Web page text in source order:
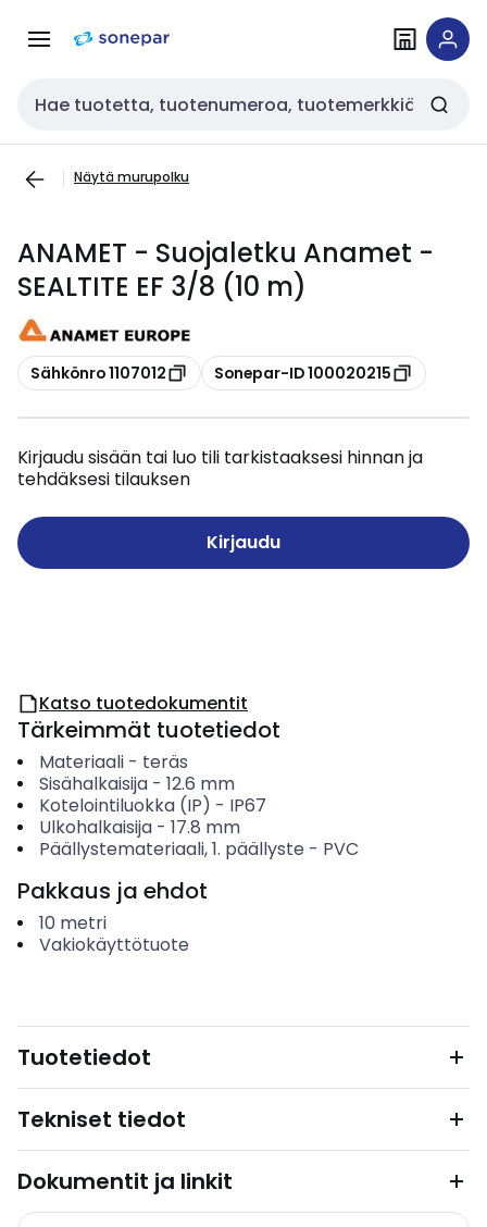
navigointiinsisältöön
Haku
Näytä murupolku
ANAMET - Suojaletku Anamet -
SEALTITE EF 3/8 (10 m)
Kopioi
Sähkönro 1107012 Kopioi
Sonepar-ID 100020215
Kirjaudu sisään tai luo tili tarkistaaksesi hinnan ja
tehdäksesi tilauksen
Kirjaudu
Katso tuotedokumentit
Tärkeimmät tuotetiedot
Materiaali- teräs
Sisähalkaisija- 12.6 mm
Kotelointiluokka (IP) - IP67
Ulkohalkaisija- 17.8 mm
Päällystemateriaali, 1. päällyste - PVC
Pakkaus ja ehdot
10 metri
Vakiokäyttötuote
Tuotetiedot
Tekniset tiedot
Dokumentit ja linkit